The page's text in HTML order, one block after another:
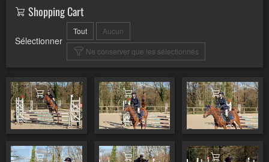
Shopping Cart
Sélectionner
Tout
Aucun
Ne conserver que les sélectionnés
Ajouter au panier Ajouter au panier Ajouter au
Ajouter au panier Ajouter au panier Ajouter au